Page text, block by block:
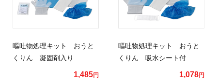
嘔吐物処理キット おうと
くりん 凝固剤入り
1,485円
嘔吐物処理キット おうと
くりん 吸水シート付
1,078円